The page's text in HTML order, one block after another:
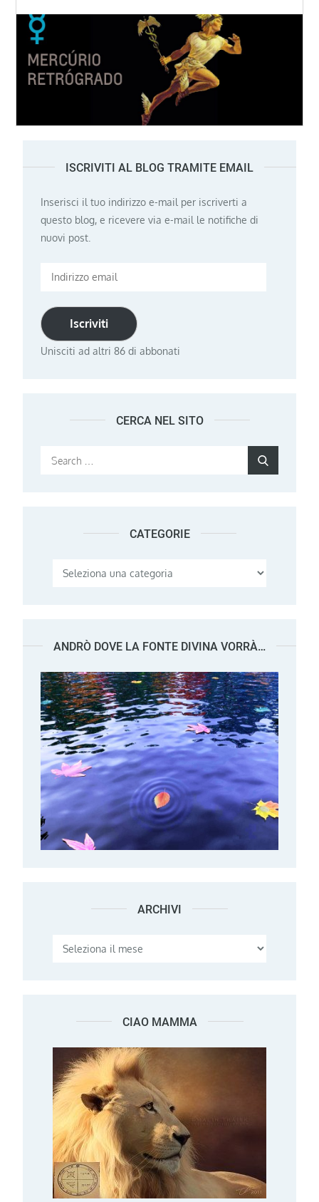
ISCRIVITI AL BLOG TRAMITE EMAIL
Inserisci il tuo indirizzo e-mail per iscriverti a
questo blog, e ricevere via e-mail le notifiche di
nuovi post.
Indirizzo
Iscriviti
Unisciti ad altri 86 di abbonati
CERCA NEL SITO
Search
CATEGORIE
Categorie
ANDRÒ DOVE LA FONTE DIVINA VORRÀ…
ARCHIVI Archivi
CIAO MAMMA